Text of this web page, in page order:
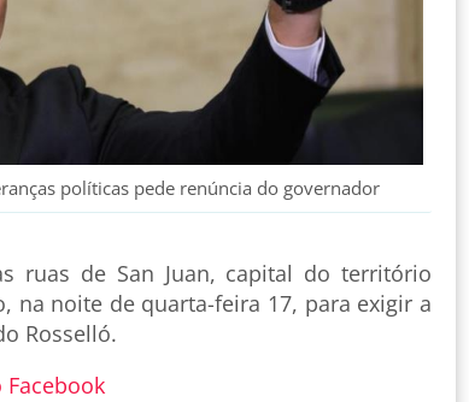
políticas pede renúncia do governador
ruas de San Juan, capital do território
na noite de quarta-feira 17, para exigir a
Rosselló.
Facebook